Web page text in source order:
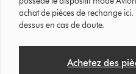
achat de pièces de rechange
dessus en cas de doute.
Achetez des